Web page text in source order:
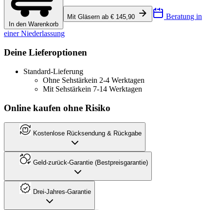
In den Warenkorb
Mit Gläsern ab € 145,90 Beratung in
einer Niederlassung
Deine Lieferoptionen
Standard-Lieferung
Ohne Sehstärkein 2-4 Werktagen
Mit Sehstärkein 7-14 Werktagen
Online kaufen ohne Risiko
Kostenlose Rücksendung & Rückgabe
Geld-zurück-Garantie (Bestpreisgarantie)
Drei-Jahres-Garantie